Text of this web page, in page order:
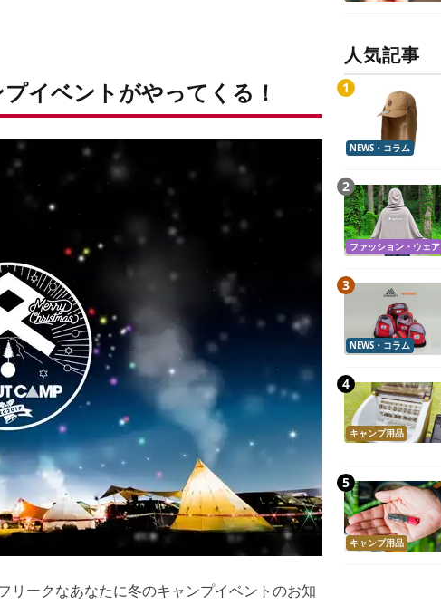
イベントがやってくる！
ークなあなたに冬のキャンプイベントのお知
人気記事
NEWS・コラム
ファッション・ウェア
NEWS・コラム
キャンプ用品
キャンプ用品